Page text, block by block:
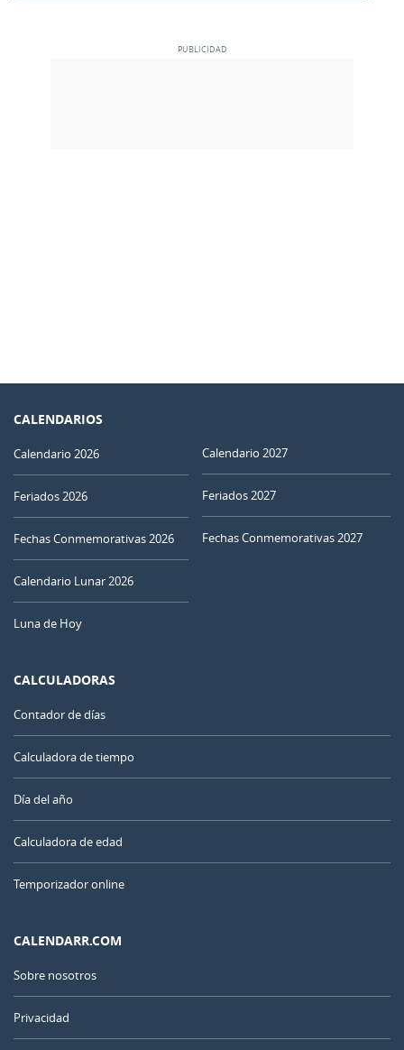
CALENDARIOS
Calendario 2026
Feriados 2026
Fechas Conmemorativas 2026
Calendario Lunar 2026
Luna de Hoy
Calendario 2027
Feriados 2027
Fechas Conmemorativas 2027
CALCULADORAS
Contador de días
Calculadora de tiempo
Día del año
Calculadora de edad
Temporizador online
CALENDARR.COM
Sobre nosotros
Privacidad